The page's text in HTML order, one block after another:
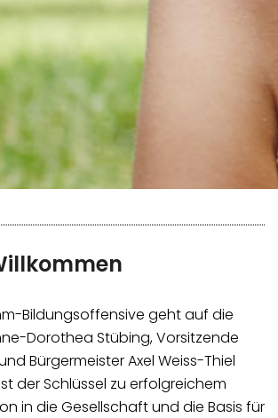
Bildungsoffensive geht auf die
Dorothea Stübing, Vorsitzende
Bürgermeister Axel Weiss-Thiel
der Schlüssel zu erfolgreichem
in die Gesellschaft und die Basis für